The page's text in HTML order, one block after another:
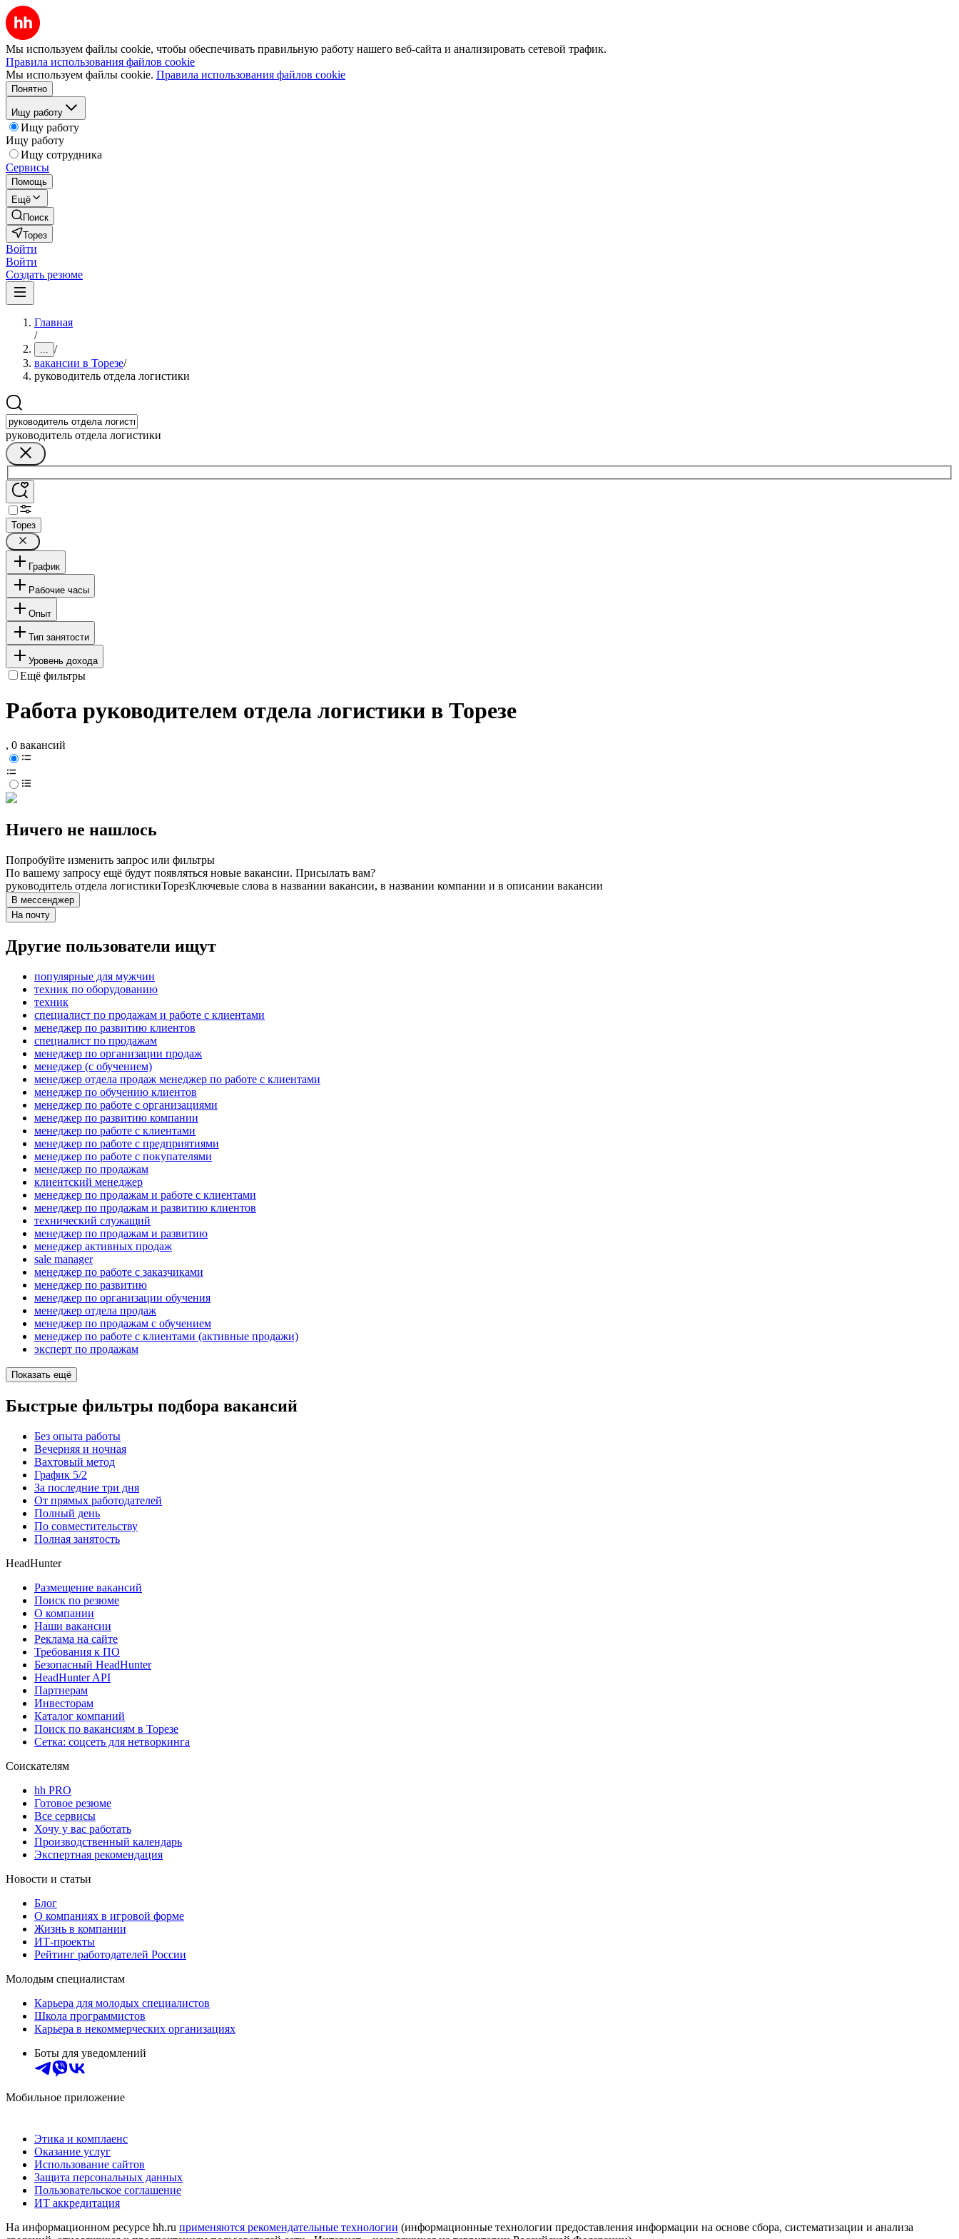
Мы используем файлы cookie, чтобы обеспечивать правильную работу нашего веб-сайта и анализировать сетевой трафик.
Правила использования файлов cookie
Мы используем файлы cookie. Правила использования файлов cookie
Понятно
Ищу работу
Ищу работу
Ищу работу
Ищу сотрудника
Сервисы
Помощь
Ещё
Поиск
Торез
Войти
Войти
Создать резюме
Главная
/
... /
вакансии в Торезе/
руководитель отдела логистики
руководитель отдела логистики
Торез
График
Рабочие часы
Опыт
Тип занятости
Уровень дохода
Ещё фильтры
Работа руководителем отдела логистики в Торезе
, 0 вакансий
Ничего не нашлось
Попробуйте изменить запрос или фильтры
По вашему запросу ещё будут появляться новые вакансии. Присылать вам?
руководитель отдела логистикиТорезКлючевые слова в названии вакансии, в названии компании и в описании вакансии
В мессенджер
На почту
Другие пользователи ищут
популярные для мужчин
техник по оборудованию
техник
специалист по продажам и работе с клиентами
менеджер по развитию клиентов
специалист по продажам
менеджер по организации продаж
менеджер (с обучением)
менеджер отдела продаж менеджер по работе с клиентами
менеджер по обучению клиентов
менеджер по работе с организациями
менеджер по развитию компании
менеджер по работе с клиентами
менеджер по работе с предприятиями
менеджер по работе с покупателями
менеджер по продажам
клиентский менеджер
менеджер по продажам и работе с клиентами
менеджер по продажам и развитию клиентов
технический служащий
менеджер по продажам и развитию
менеджер активных продаж
sale manager
менеджер по работе с заказчиками
менеджер по развитию
менеджер по организации обучения
менеджер отдела продаж
менеджер по продажам с обучением
менеджер по работе с клиентами (активные продажи)
эксперт по продажам
Показать ещё
Быстрые фильтры подбора вакансий
Без опыта работы
Вечерняя и ночная
Вахтовый метод
График 5/2
За последние три дня
От прямых работодателей
Полный день
По совместительству
Полная занятость
HeadHunter
Размещение вакансий
Поиск по резюме
О компании
Наши вакансии
Реклама на сайте
Требования к ПО
Безопасный HeadHunter
HeadHunter API
Партнерам
Инвесторам
Каталог компаний
Поиск по вакансиям в Торезе
Сетка: соцсеть для нетворкинга
Соискателям
hh PRO
Готовое резюме
Все сервисы
Хочу у вас работать
Производственный календарь
Экспертная рекомендация
Новости и статьи
Блог
О компаниях в игровой форме
Жизнь в компании
ИТ-проекты
Рейтинг работодателей России
Молодым специалистам
Карьера для молодых специалистов
Школа программистов
Карьера в некоммерческих организациях
Боты для уведомлений
Мобильное приложение
Этика и комплаенс
Оказание услуг
Использование сайтов
Защита персональных данных
Пользовательское соглашение
ИТ аккредитация
На информационном ресурсе hh.ru применяются рекомендательные технологии (информационные технологии предоставления информации на основе сбора, систематизации и анализа